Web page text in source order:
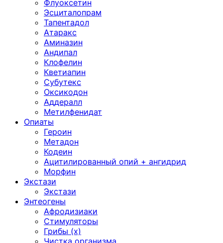
Флуоксетин
Эсциталопрам
Тапентадол
Атаракс
Аминазин
Андипал
Клофелин
Кветиапин
Субутекс
Оксикодон
Аддералл
Метилфенидат
Опиаты
Героин
Метадон
Кодеин
Ацитилированный опий + ангидрид
Морфин
Экстази
Экстази
Энтеогены
Афродизиаки
Стимуляторы
Грибы (х)
Чистка организма